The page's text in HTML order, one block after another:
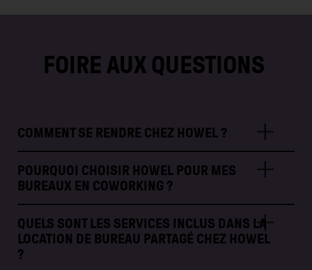
FOIRE AUX QUESTIONS
COMMENT SE RENDRE CHEZ HOWEL ?
POURQUOI CHOISIR HOWEL POUR MES
BUREAUX EN COWORKING ?
QUELS SONT LES SERVICES INCLUS DANS LA
LOCATION DE BUREAU PARTAGÉ CHEZ HOWEL
?